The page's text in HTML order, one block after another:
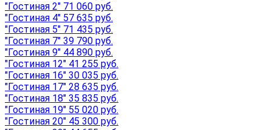
"Гостиная 2" 71 060 руб.
"Гостиная 4" 57 635 руб.
"Гостиная 5" 71 435 руб.
"Гостиная 7" 39 790 руб.
"Гостиная 9" 44 890 руб.
"Гостиная 12" 41 255 руб.
"Гостиная 16" 30 035 руб.
"Гостиная 17" 28 635 руб.
"Гостиная 18" 35 835 руб.
"Гостиная 19" 55 020 руб.
"Гостиная 20" 45 300 руб.